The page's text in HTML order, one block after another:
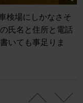
検場にしかなさそ
氏名と住所と電話
いても事足りま